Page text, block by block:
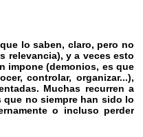
lo saben, claro, pero no
relevancia), y a veces esto
impone (demonios, es que
controlar, organizar...),
Muchas recurren a
no siempre han sido lo
o incluso perder